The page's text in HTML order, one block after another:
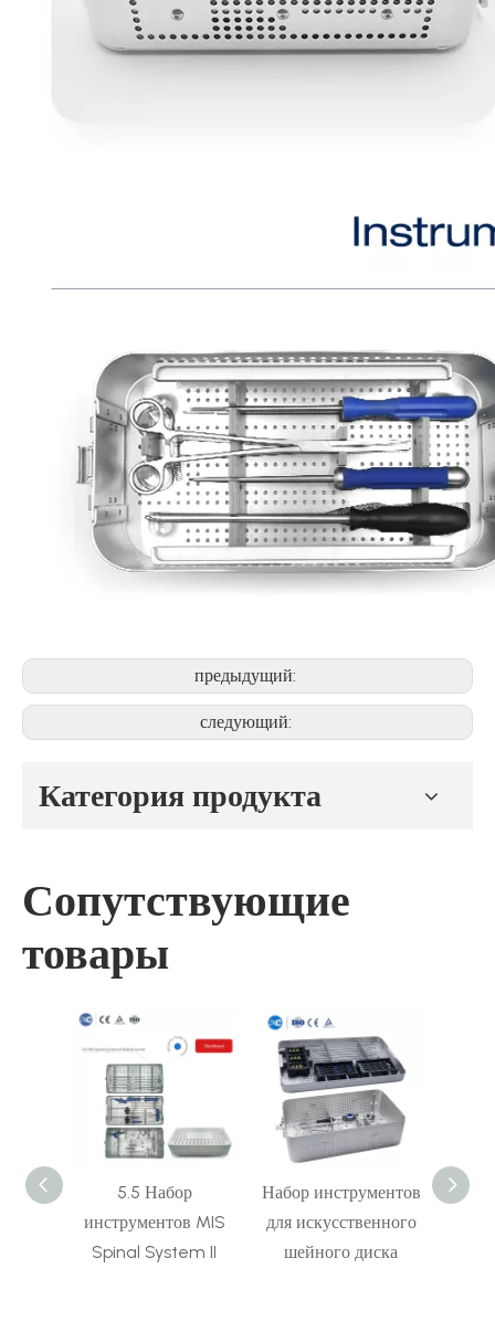
предыдущий:
следующий:
Категория продукта
Сопутствующие
товары
Набор инструментов
для искусственного
шейного диска
Набор инструментов
для передней шейной
пластины III